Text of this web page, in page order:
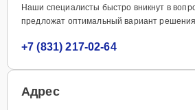
Наши специалисты быстро вникнут в
предложат оптимальный вариант решения
+7 (831) 217-02-64
Адрес